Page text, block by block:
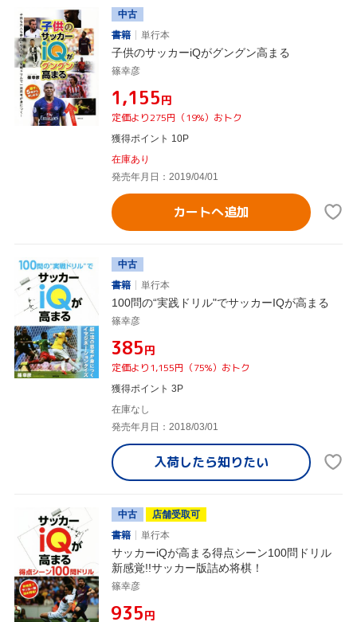
中古
書籍
単行本
子供のサッカーiQがグングン高まる
篠幸彦
¥1,155円
定価より275円（19%）おトク
獲得ポイント 10P
在庫あり
発売年月日：2019/04/01
カートへ追加
中古
書籍
単行本
100問の“実践ドリル"でサッカーIQが高まる
篠幸彦
¥385円
定価より1,155円（75%）おトク
獲得ポイント 3P
在庫なし
発売年月日：2018/03/01
入荷したら知りたい
中古
店舗受取可
書籍
単行本
サッカーiQが高まる得点シーン100問ドリル
新感覚!!サッカー版詰め将棋！
篠幸彦
¥935円